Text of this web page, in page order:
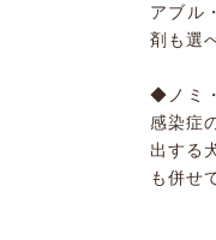
アブル
剤も選
◆ノミ
感染症
出する
も併せ